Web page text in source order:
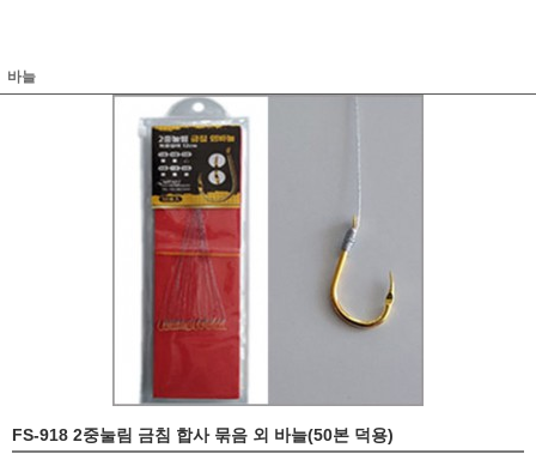
바늘
FS-918 2중눌림 금침 합사 묶음 외 바늘(50본 덕용)